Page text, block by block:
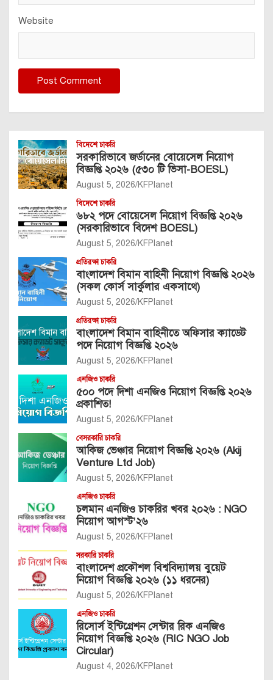
Website
বিদেশে চাকরি
সরকারিভাবে জর্ডানের বোয়েসেল নিয়োগ
বিজ্ঞপ্তি ২০২৬ (৫৩০ টি ভিসা-BOESL)
August 5, 2026 KFPlanet
বিদেশে চাকরি
৬৮২ পদে বোয়েসেল নিয়োগ বিজ্ঞপ্তি ২০২৬
(সরকারিভাবে বিদেশ BOESL)
August 5, 2026 KFPlanet
প্রতিরক্ষা চাকরি
বাংলাদেশ বিমান বাহিনী নিয়োগ বিজ্ঞপ্তি ২০২৬
(সকল কোর্স সার্কুলার একসাথে)
August 5, 2026 KFPlanet
প্রতিরক্ষা চাকরি
বাংলাদেশ বিমান বাহিনীতে অফিসার ক্যাডেট
পদে নিয়োগ বিজ্ঞপ্তি ২০২৬
August 5, 2026 KFPlanet
এনজিও চাকরি
৫০০ পদে দিশা এনজিও নিয়োগ বিজ্ঞপ্তি ২০২৬
প্রকাশিত!
August 5, 2026 KFPlanet
বেসরকারি চাকরি
আকিজ ভেঞ্চার নিয়োগ বিজ্ঞপ্তি ২০২৬ (Akij
Venture Ltd Job)
August 5, 2026 KFPlanet
এনজিও চাকরি
চলমান এনজিও চাকরির খবর ২০২৬ : NGO
নিয়োগ আগস্ট’২৬
August 5, 2026 KFPlanet
সরকারি চাকরি
বাংলাদেশ প্রকৌশল বিশ্ববিদ্যালয় বুয়েট
নিয়োগ বিজ্ঞপ্তি ২০২৬ (১১ ধরনের)
August 5, 2026 KFPlanet
এনজিও চাকরি
রিসোর্স ইন্টিগ্রেশন সেন্টার রিক এনজিও
নিয়োগ বিজ্ঞপ্তি ২০২৬ (RIC NGO Job
Circular)
August 4, 2026 KFPlanet